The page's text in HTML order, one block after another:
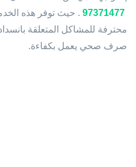
97371477 . حيث توفر هذه
محترفة للمشاكل المتعلقة
صرف صحي يعمل بكفاءة.